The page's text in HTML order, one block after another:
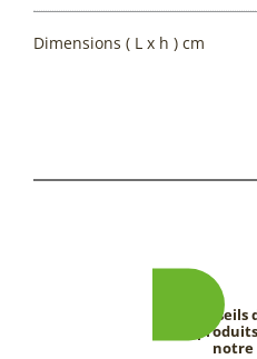
Dimensions ( L x h ) cm
Conseils
tests
notre